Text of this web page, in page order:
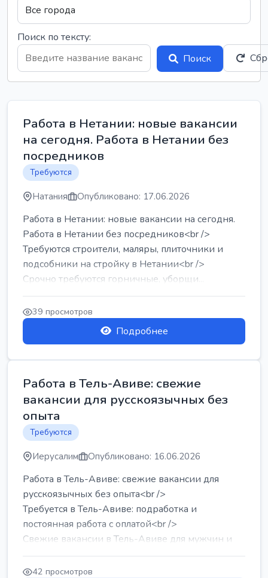
Поиск по тексту:
Поиск
Работа в Нетании: новые вакансии
на сегодня. Работа в Нетании без
посредников
Требуются
Натания Опубликовано: 17.06.2026
Работа в Нетании: новые вакансии на сегодня.
Работа в Нетании без посредников<br />
Требуются строители, маляры, плиточники и
подсобники на стройку в Нетании<br />
Срочно требуются горничные, уборщи...
39 просмотров
Подробнее
Работа в Тель-Авиве: свежие
вакансии для русскоязычных без
опыта
Требуются
Иерусалим Опубликовано: 16.06.2026
Работа в Тель-Авиве: свежие вакансии для
русскоязычных без опыта<br />
Требуется в Тель-Авиве: подработка и
постоянная работа с оплатой<br />
Свежие вакансии в Тель-Авиве для мужчин и
женщин от хозя...
42 просмотров